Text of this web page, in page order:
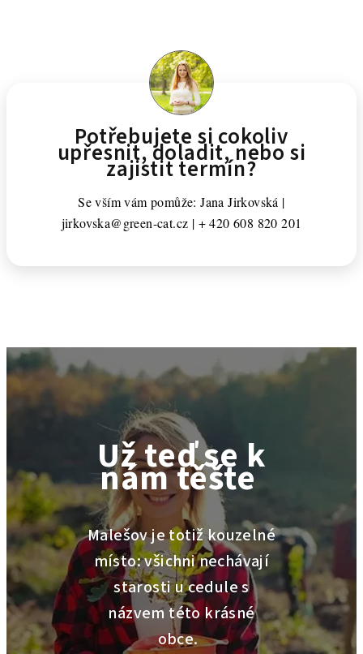
Potřebujete si cokoliv
upřesnit, doladit, nebo si
zajistit termín?
Se vším vám pomůže: Jana Jirkovská |
jirkovska@green-cat.cz | + 420 608 820 201
Už teď se k
nám těšte
Malešov je totiž kouzelné
místo: všichni nechávají
starosti u cedule s
názvem této krásné
obce.